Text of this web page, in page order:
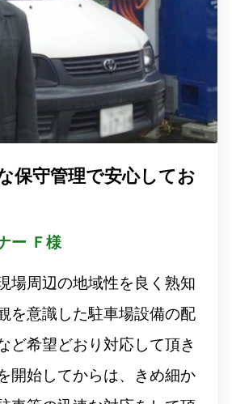
保守管理で安心してお
ー Ｆ様
場周辺の地域性を良く熟知
を意識した駐車場設備の配
ど希望どおり対応して頂き
開始してからは、きめ細か